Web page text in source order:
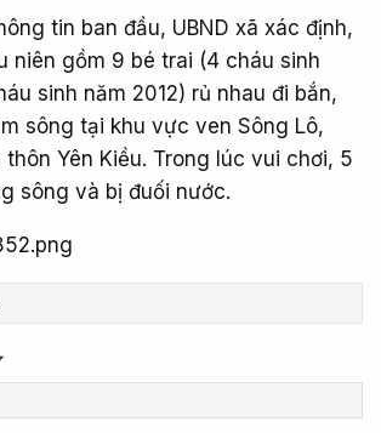
tin ban đầu, UBND xã xác định,
niên gồm 9 bé trai (4 cháu sinh
sinh năm 2012) rủ nhau đi bắn,
sông tại khu vực ven Sông Lô,
Yên Kiều. Trong lúc vui chơi, 5
sông và bị đuối nước.